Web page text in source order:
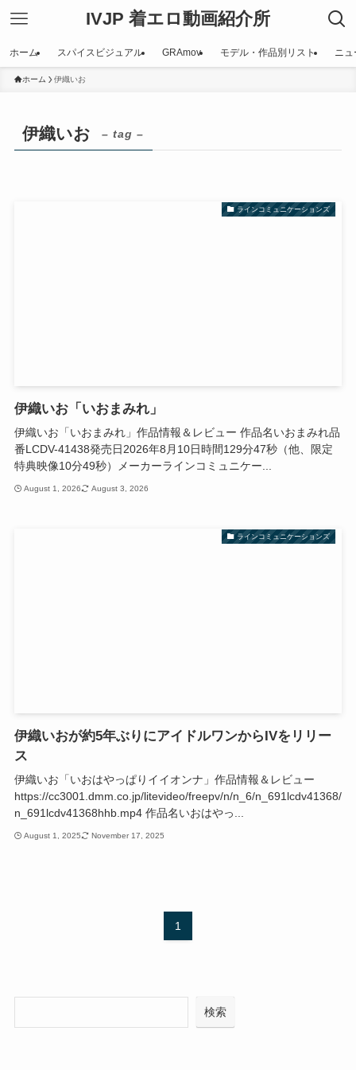
IVJP 着エロ動画紹介所
ホーム スパイスビジュアル GRAmov モデル・作品別リスト ニュ
ホーム 伊織いお
伊織いお – tag –
ラインコミュニケーションズ
伊織いお「いおまみれ」
伊織いお「いおまみれ」作品情報＆レビュー 作品名いおまみれ品
番LCDV-41438発売日2026年8月10日時間129分47秒（他、限定
特典映像10分49秒）メーカーラインコミュニケー...
August 1, 2026 August 3, 2026
ラインコミュニケーションズ
伊織いおが約5年ぶりにアイドルワンからIVをリリー
ス
伊織いお「いおはやっぱりイイオンナ」作品情報＆レビュー
https://cc3001.dmm.co.jp/litevideo/freepv/n/n_6/n_691lcdv41368/
n_691lcdv41368hhb.mp4 作品名いおはやっ...
August 1, 2025 November 17, 2025
1
索
検索